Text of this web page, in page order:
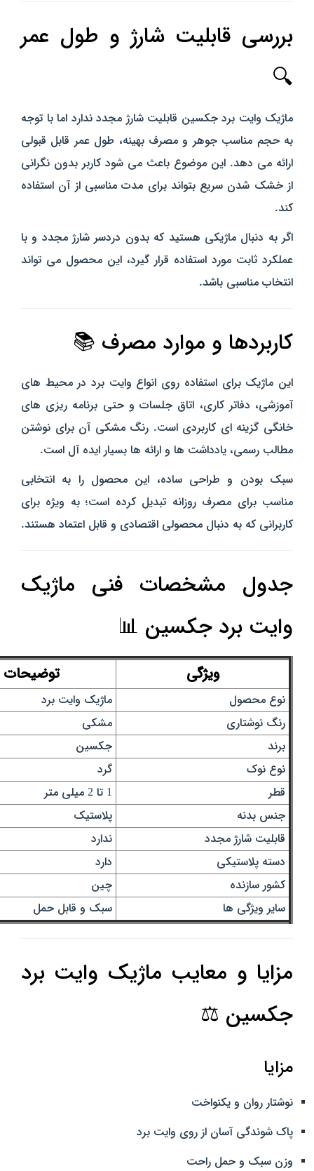
بررسی قابلیت شارژ و طول عمر
🔍
ماژیک وایت برد جکسین قابلیت شارژ مجدد ندارد اما با توجه
به حجم مناسب جوهر و مصرف بهینه، طول عمر قابل قبولی
ارائه می‌ دهد. این موضوع باعث می‌ شود کاربر بدون نگرانی
از خشک شدن سریع بتواند برای مدت مناسبی از آن استفاده
کند.
اگر به دنبال ماژیکی هستید که بدون دردسر شارژ مجدد و با
عملکرد ثابت مورد استفاده قرار گیرد، این محصول می‌ تواند
انتخاب مناسبی باشد.
کاربردها و موارد مصرف 📚
این ماژیک برای استفاده روی انواع وایت برد در محیط‌ های
آموزشی، دفاتر کاری، اتاق جلسات و حتی برنامه‌ ریزی‌ های
خانگی گزینه‌ ای کاربردی است. رنگ مشکی آن برای نوشتن
مطالب رسمی، یادداشت‌ ها و ارائه‌ ها بسیار ایده‌ آل است.
سبک بودن و طراحی ساده، این محصول را به انتخابی
مناسب برای مصرف روزانه تبدیل کرده است؛ به‌ ویژه برای
کاربرانی که به دنبال محصولی اقتصادی و قابل اعتماد هستند.
جدول مشخصات فنی ماژیک
وایت برد جکسین 📊
ویژگی توضیحات
نوع محصول
ماژیک وایت برد
رنگ نوشتاری
مشکی
برند
جکسین
نوع نوک
گرد
قطر
جنس بدنه
پلاستیک
قابلیت شارژ مجدد
ندارد
دسته پلاستیکی
دارد
کشور سازنده
چین
سایر ویژگی ها
سبک و قابل حمل
مزایا و معایب ماژیک وایت برد
جکسین ⚖️
مزایا
نوشتار روان و یکنواخت
پاک‌ شوندگی آسان از روی وایت برد
وزن سبک و حمل راحت